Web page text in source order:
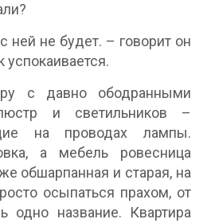
ней не будет. – говорит он
успокаивается.
с давно ободранными
и светильников –
на проводах лампы.
а мебель ровесница
обшарпанная и старая, на
осыпаться прахом, от
одно название. Квартира